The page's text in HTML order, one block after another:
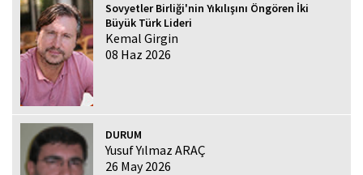
Sovyetler Birliği'nin Yıkılışını Öngören İki
Büyük Türk Lideri
Kemal Girgin
08 Haz 2026
DURUM
Yusuf Yılmaz ARAÇ
26 May 2026